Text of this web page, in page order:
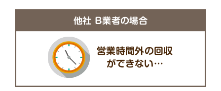
他社 B業者の場合
営業時間外の回収
ができない…